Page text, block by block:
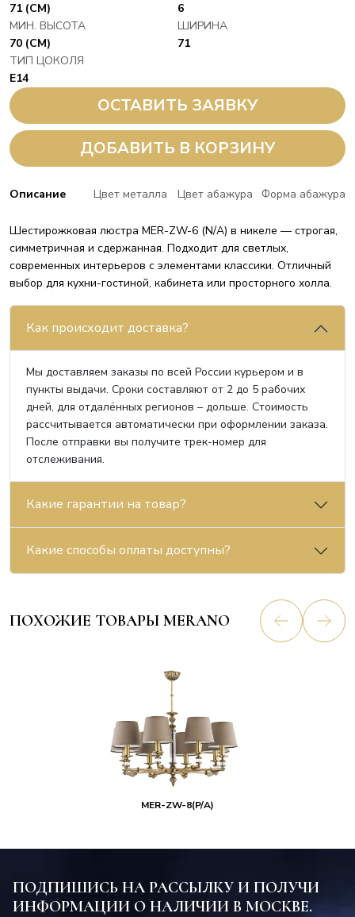
71 (СМ)
6
МИН. ВЫСОТА
70 (СМ)
ШИРИНА
71
ТИП ЦОКОЛЯ
E14
ОСТАВИТЬ ЗАЯВКУ
ДОБАВИТЬ В КОРЗИНУ
Описание Цвет металла Цвет абажура Форма абажура
Шестирожковая люстра MER-ZW-6 (N/A) в никеле — строгая,
симметричная и сдержанная. Подходит для светлых,
современных интерьеров с элементами классики. Отличный
выбор для кухни-гостиной, кабинета или просторного холла.
Как происходит доставка?
Мы доставляем заказы по всей России курьером и в
пункты выдачи. Сроки составляют от 2 до 5 рабочих
дней, для отдалённых регионов – дольше. Стоимость
рассчитывается автоматически при оформлении заказа.
После отправки вы получите трек-номер для
отслеживания.
Какие гарантии на товар?
Какие способы оплаты доступны?
ПОХОЖИЕ ТОВАРЫ MERANO
MER-ZW-8(P/A)
ПОДПИШИСЬ НА РАССЫЛКУ И ПОЛУЧИ
ИНФОРМАЦИИ О НАЛИЧИИ В МОСКВЕ.